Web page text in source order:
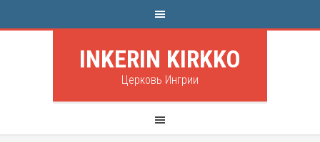
INKERIN KIRKKO
Церковь Ингрии